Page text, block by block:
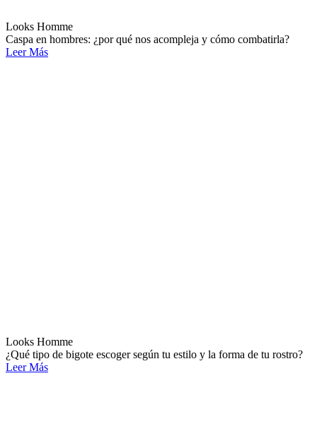
Looks Homme
Caspa en hombres: ¿por qué nos acompleja y cómo combatirla?
Leer Más
Looks Homme
¿Qué tipo de bigote escoger según tu estilo y la forma de tu rostro?
Leer Más